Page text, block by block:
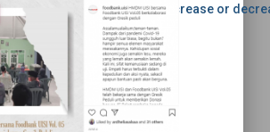
Use Up/Down Arrow keys to increase or